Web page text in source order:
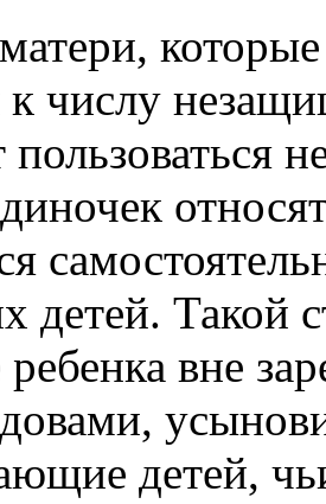
к числу
детей.
вне
детей,